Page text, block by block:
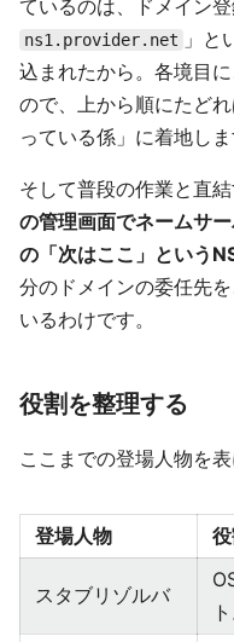
ているのは、ドメイン
ns1.provider.net 」と
込まれたから。各境目
ので、上から順にたど
っている係」に着地しま
そして普段の作業と直
の管理画面でネームサ
の「次はここ」という
分のドメインの委任先
いるわけです。
役割を整理する
ここまでの登場人物を
登場人物
スタブリゾルバ